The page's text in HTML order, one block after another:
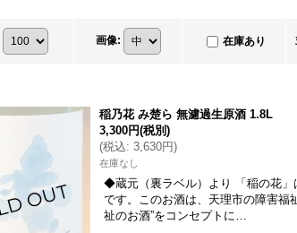
画像: 在庫あり
稲乃花 み楚ら 無濾過生原酒 1.8L
3,300円(税別)
(税込: 3,630円)
在庫なし
◆蔵元（裏ラベル）より 「稲の花」
です。このお酒は、天理市の障害福
祉のお酒”をコンセプトに…